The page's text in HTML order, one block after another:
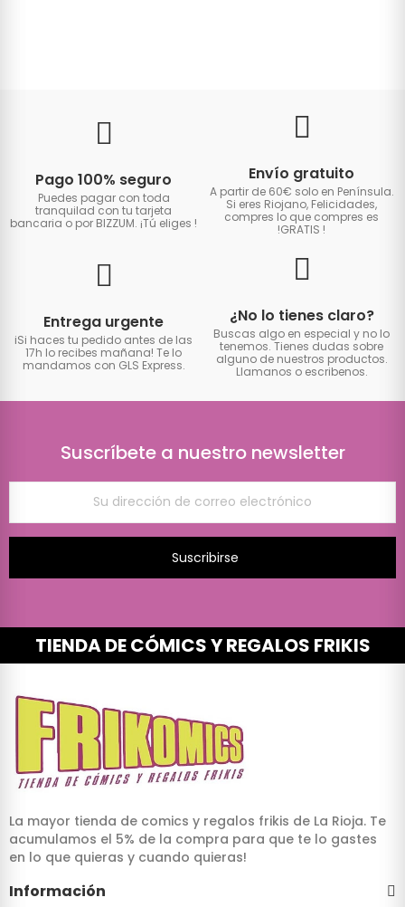
Pago 100% seguro
Puedes pagar con toda
tranquilad con tu tarjeta
bancaria o por BIZZUM. ¡Tú eliges !
Envío gratuito
A partir de 60€ solo en Península.
Si eres Riojano, Felicidades,
compres lo que compres es
!GRATIS !
Entrega urgente
iSi haces tu pedido antes de las
17h lo recibes mañana! Te lo
mandamos con GLS Express.
¿No lo tienes claro?
Buscas algo en especial y no lo
tenemos. Tienes dudas sobre
alguno de nuestros productos.
Llamanos o escribenos.
Suscríbete a nuestro newsletter
Suscribirse
TIENDA DE CÓMICS Y REGALOS FRIKIS
La mayor tienda de comics y regalos frikis de La Rioja. Te
acumulamos el 5% de la compra para que te lo gastes
en lo que quieras y cuando quieras!
Información